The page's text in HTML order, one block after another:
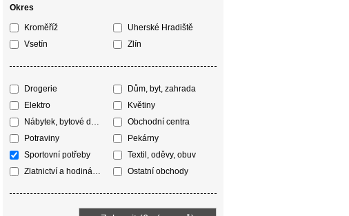
Okres
Kroměříž
Uherské Hradiště
Vsetín
Zlín
Drogerie
Dům, byt, zahrada
Elektro
Květiny
Nábytek, bytové doplňky
Obchodní centra
Potraviny
Pekárny
Sportovní potřeby
Textil, oděvy, obuv
Zlatnictví a hodinářství
Ostatní obchody